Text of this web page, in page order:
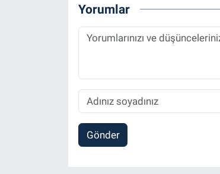
Yorumlar
Gönder